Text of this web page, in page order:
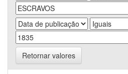
Retornar valores